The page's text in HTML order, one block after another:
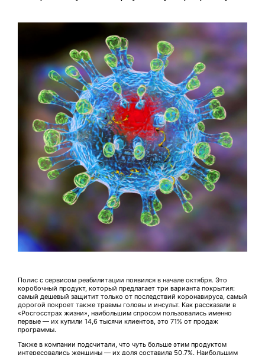
Полис с сервисом реабилитации появился в начале октября. Это
коробочный продукт, который предлагает три варианта покрытия:
самый дешевый защитит только от последствий коронавируса, самый
дорогой покроет также травмы головы и инсульт. Как рассказали в
«Росгосстрах жизни», наибольшим спросом пользовались именно
первые — их купили 14,6 тысячи клиентов, это 71% от продаж
программы.
Также в компании подсчитали, что чуть больше этим продуктом
интересовались женщины — их доля составила 50,7%. Наибольшим